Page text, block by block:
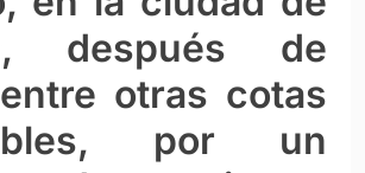
después de
otras cotas
por un